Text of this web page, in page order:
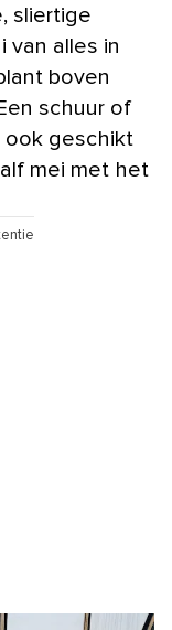
sliertige
van alles in
boven
schuur of
ook geschikt
mei met het